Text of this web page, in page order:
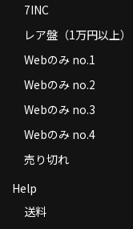
7INC
レア盤（1万円以上）
Webのみ no.1
Webのみ no.2
Webのみ no.3
Webのみ no.4
売り切れ
Help
送料